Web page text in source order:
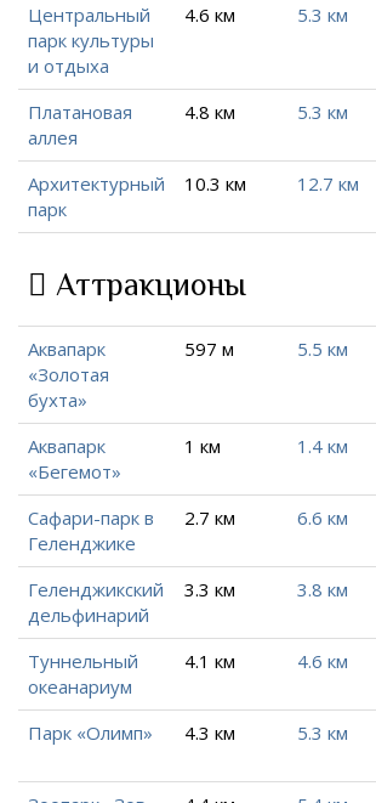
Центральный
парк культуры
и отдыха
4.6 км 5.3 км
Платановая
аллея
4.8 км 5.3 км
Архитектурный
парк
10.3 км 12.7 км
Аттракционы
Аквапарк
«Золотая
бухта»
597 м 5.5 км
Аквапарк
«Бегемот»
1 км 1.4 км
Сафари-парк в
Геленджике
2.7 км 6.6 км
Геленджикский
дельфинарий
3.3 км 3.8 км
Туннельный
океанариум
4.1 км 4.6 км
Парк «Олимп» 4.3 км 5.3 км